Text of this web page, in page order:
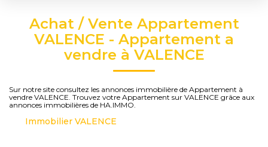
Nos
Contact
Type de bien
Type de bien
Surface min
Plus de critères
Créer une alerte
Achat / Vente Appartement
VALENCE - Appartement a
vendre à VALENCE
Sur notre site consultez les annonces immobilière de Appartement à
vendre VALENCE. Trouvez votre Appartement sur VALENCE grâce aux
annonces immobilières de HA.IMMO.
Immobilier VALENCE